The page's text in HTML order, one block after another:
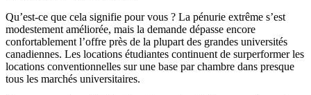
Qu’est-ce que cela signifie pour vous ? La pénurie extrême s’est
modestement améliorée, mais la demande dépasse encore
confortablement l’offre près de la plupart des grandes universités
canadiennes. Les locations étudiantes continuent de surperformer les
locations conventionnelles sur une base par chambre dans presque
tous les marchés universitaires.